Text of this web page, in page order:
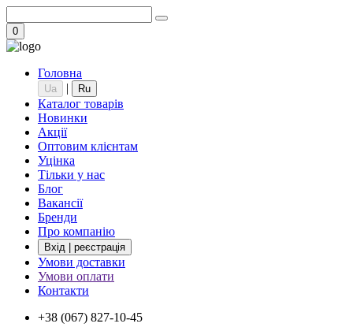
0
Головна
Ua | Ru
Каталог товарів
Новинки
Акції
Оптовим клієнтам
Уцінка
Тільки у нас
Блог
Вакансії
Бренди
Про компанію
Вхід | реєстрація
Умови доставки
Умови оплати
Контакти
+38 (067) 827-10-45